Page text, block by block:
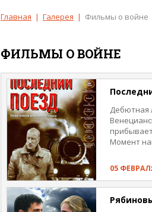
Главная | Галерея | Фильмы о войне
ФИЛЬМЫ О ВОЙНЕ
Дебютная
Момент
войскам.
раненых,
самим
сел на
не
05